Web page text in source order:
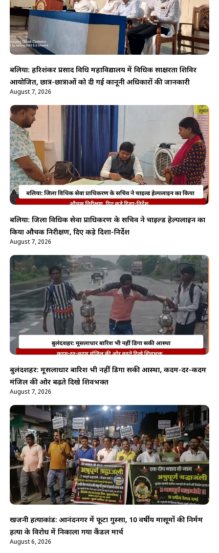
बलिया: हरिशंकर प्रसाद विधि महाविद्यालय में विधिक साक्षरता शिविर
आयोजित, छात्र-छात्राओं को दी गई कानूनी अधिकारों की जानकारी
August 7, 2026
बलिया: जिला विधिक सेवा प्राधिकरण के सचिव ने चाइल्ड हेल्पलाइन का
किया औचक निरीक्षण, दिए कड़े दिशा-निर्देश
August 7, 2026
बुलंदशहर: मूसलाधार बारिश भी नहीं डिगा सकी आस्था, कदम-दर-कदम
मंजिल की ओर बढ़ते दिखे शिवभक्त
August 7, 2026
खजनी हत्याकांड: आनंदनगर में फूटा गुस्सा, 10 वर्षीय मासूमों की निर्मम
हत्या के विरोध में निकाला गया कैंडल मार्च
August 6, 2026